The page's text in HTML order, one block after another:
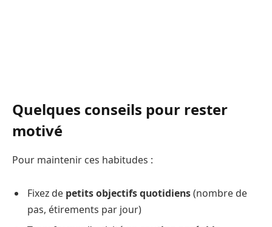
Quelques conseils pour rester
motivé
Pour maintenir ces habitudes :
Fixez de petits objectifs quotidiens(nombre de
pas, étirements par jour)